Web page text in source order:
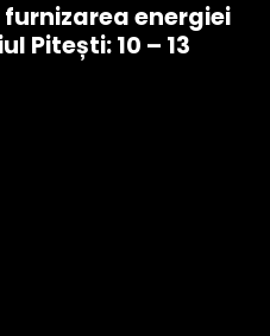
furnizarea energiei
Pitești: 10 – 13